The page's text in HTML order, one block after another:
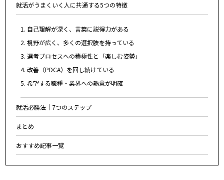
就活がうまくいく人に共通する5つの特徴
1. 自己理解が深く、言葉に説得力がある
2. 視野が広く、多くの選択肢を持っている
3. 選考プロセスへの積極性と「楽しむ姿勢」
4. 改善（PDCA）を回し続けている
5. 希望する職種・業界への熱意が明確
就活必勝法｜7つのステップ
まとめ
おすすめ記事一覧